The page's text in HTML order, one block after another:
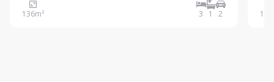
para o coração de São Leopoldo o melhor de dois
mundos, o novo empreendimento Mavel garante
136m² 3 1 2 147